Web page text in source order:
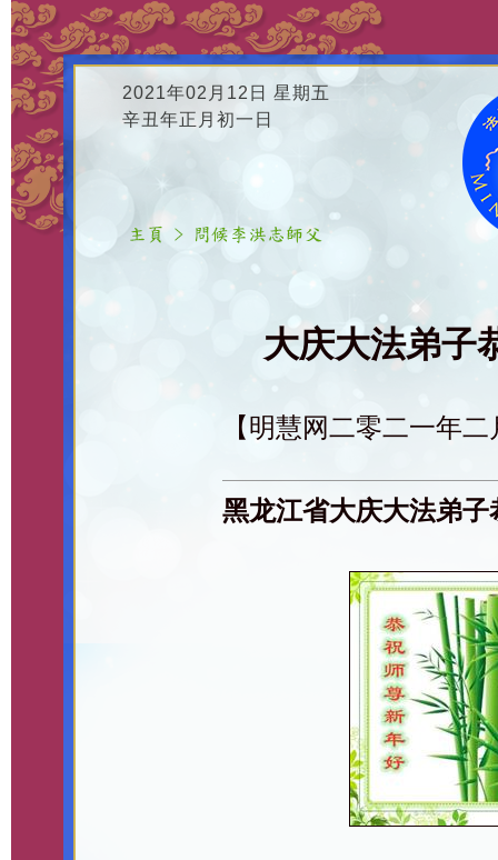
2021年02月12日 星期五
辛丑年正月初一日
大庆大法弟子
【明慧网二零二一年
黑龙江省大庆大法弟